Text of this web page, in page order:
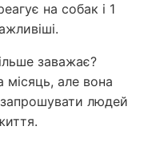
на собак і 1
заважає?
місяць, але вона
людей